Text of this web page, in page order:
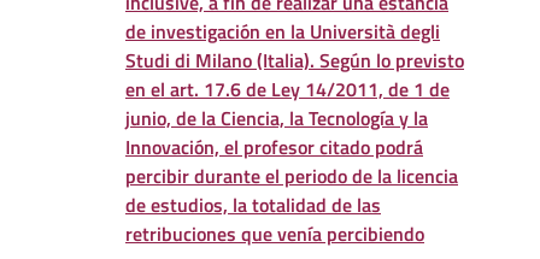
de investigación en la Università degli
Studi di Milano (Italia). Según lo previsto
en el art. 17.6 de Ley 14/2011, de 1 de
junio, de la Ciencia, la Tecnología y la
Innovación, el profesor citado podrá
percibir durante el periodo de la licencia
de estudios, la totalidad de las
retribuciones que venía percibiendo